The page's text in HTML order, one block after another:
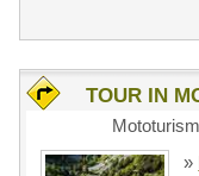
TOUR IN
»